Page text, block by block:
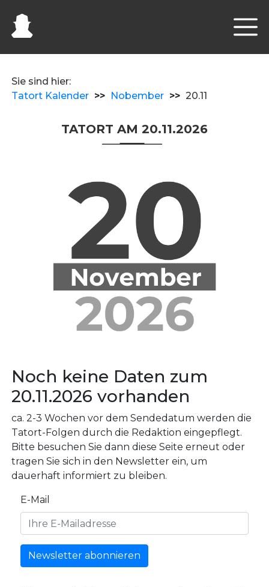
Sie sind hier:
Tatort Kalender >> Nobember >> 20.11
TATORT AM 20.11.2026
Noch keine Daten zum
20.11.2026 vorhanden
ca. 2-3 Wochen vor dem Sendedatum werden die
Tatort-Folgen durch die Redaktion eingepflegt.
Bitte besuchen Sie dann diese Seite erneut oder
tragen Sie sich in den Newsletter ein, um
dauerhaft informiert zu bleiben.
E-Mail
Newsletter abonnieren